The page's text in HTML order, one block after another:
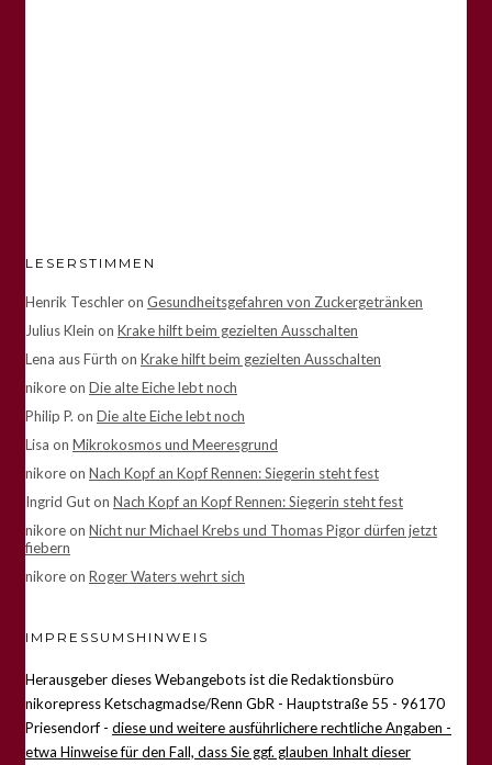
LESERSTIMMEN
Henrik Teschleron Gesundheitsgefahren von Zuckergetränken
Julius Klein on Krake hilft beim gezielten Ausschalten
Lena aus Fürth on Krake hilft beim gezielten Ausschalten
nikoreon Die alte Eiche lebt noch
Philip P. on Die alte Eiche lebt noch
Lisa on Mikrokosmos und Meeresgrund
nikoreon Nach Kopf an Kopf Rennen: Siegerin steht fest
Ingrid Guton Nach Kopf an Kopf Rennen: Siegerin steht fest
nikoreon Nicht nur Michael Krebs und Thomas Pigor dürfen jetzt
fiebern
nikoreon Roger Waters wehrt sich
IMPRESSUMSHINWEIS
Herausgeber dieses Webangebots ist die Redaktionsbüro
nikorepress Ketschagmadse/Renn GbR - Hauptstraße 55 - 96170
Priesendorf - diese und weitere ausführlichere rechtliche Angaben -
etwa Hinweise für den Fall, dass Sie ggf. glauben Inhalt dieser